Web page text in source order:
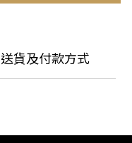
送貨及付款方式